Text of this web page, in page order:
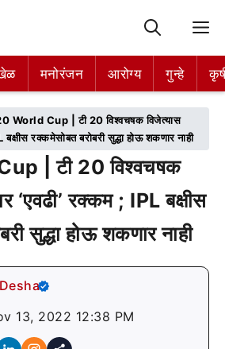
मनोरंजन आरोग्य गुन्हे
मनोरंजन आरोग्य गुन्हे
World Cup | टी 20 विश्वचषक विजेत्यास
रक्कमेसोबत बरोबरी सुद्धा होऊ शकणार नाही
| टी 20 विश्वचषक
‘एवढी’ रक्कम ; IPL बक्षीस
सुद्धा होऊ शकणार नाही
13, 2022 12:38 PM